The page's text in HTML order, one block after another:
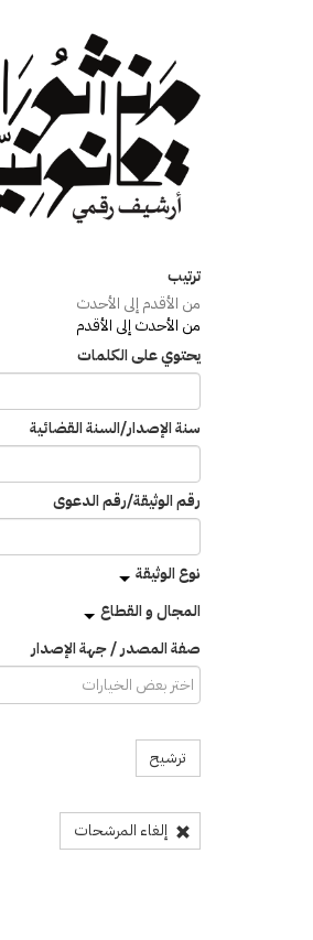
ترتيب
من الأقدم إلى الأحدث
من الأحدث إلى الأقدم
يحتوي على الكلمات
سنة الإصدار/السنة القضائية
رقم الوثيقة/رقم الدعوى
نوع الوثيقة
المجال و القطاع
صفة المصدر / جهة الإصدار
ترشيح
إلغاء المرشحات